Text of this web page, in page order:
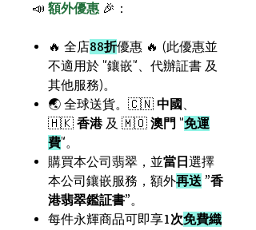
📣 額外優惠 🎉：
🔥 全店88折優惠 🔥 (此優惠並
不適用於 "鑲嵌"、代辦証書 及
其他服務)。
🌏 全球送貨。🇨🇳 中國 、
🇭🇰 香港及 🇲🇴 澳門 "免運
費"。
購買本公司翡翠，並當日 選擇
本公司鑲嵌服務，額外再送 ”香
港翡翠鑑証書”。
每件永輝商品可即享1次免費織